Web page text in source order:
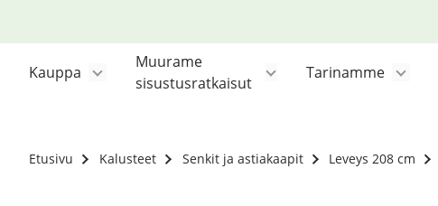
Kauppa
Muurame
sisustusratkaisut
Tarinamme
Etusivu Kalusteet Senkit ja astiakaapit Leveys 208 cm